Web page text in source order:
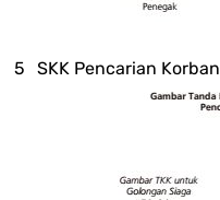
SKK Pencarian Korban